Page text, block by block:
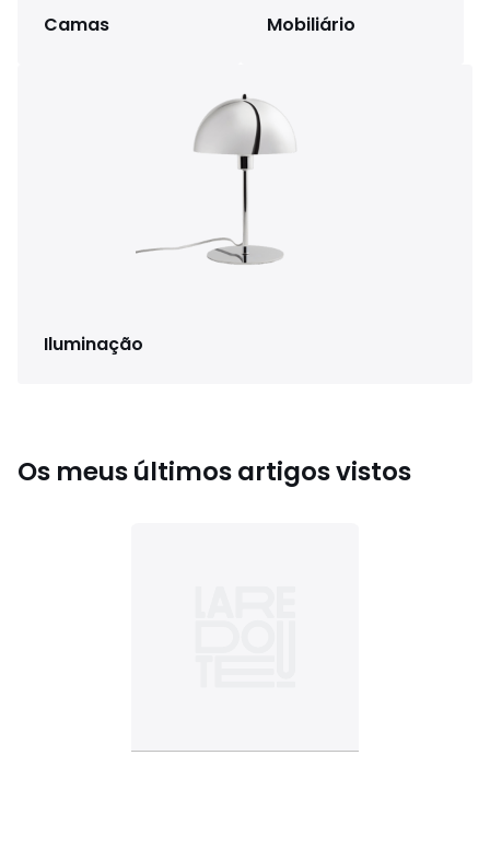
Camas Mobiliário
Iluminação
Os meus últimos artigos vistos